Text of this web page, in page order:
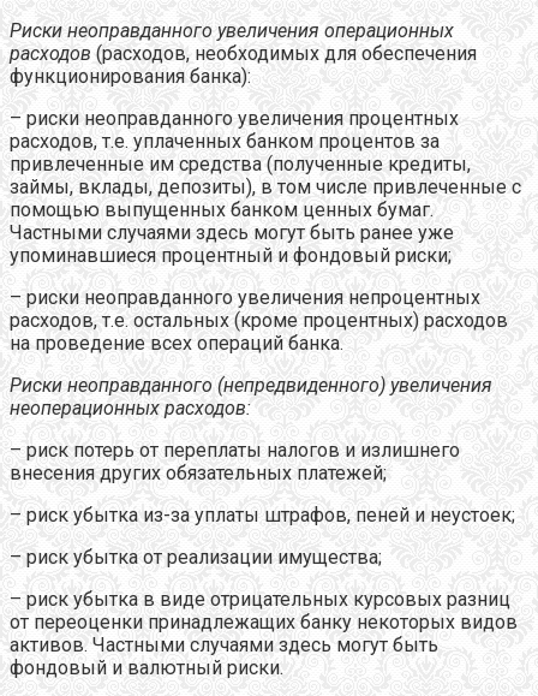
Риски неоправданного увеличения операционных
расходов (расходов, необходимых для обеспечения
функционирования банка):
– риски неоправданного увеличения процентных
расходов, т.е. уплаченных банком процентов за
привлеченные им средства (полученные кредиты,
займы, вклады, депозиты), в том числе привлеченные с
помощью выпущенных банком ценных бумаг.
Частными случаями здесь могут быть ранее уже
упоминавшиеся процентный и фондовый риски;
– риски неоправданного увеличения непроцентных
расходов, т.е. остальных (кроме процентных) расходов
на проведение всех операций банка.
Риски неоправданного (непредвиденного) увеличения
неоперационных расходов:
– риск потерь от переплаты налогов и излишнего
внесения других обязательных платежей;
– риск убытка из-за уплаты штрафов, пеней и неустоек;
– риск убытка от реализации имущества;
– риск убытка в виде отрицательных курсовых разниц
от переоценки принадлежащих банку некоторых видов
активов. Частными случаями здесь могут быть
фондовый и валютный риски.